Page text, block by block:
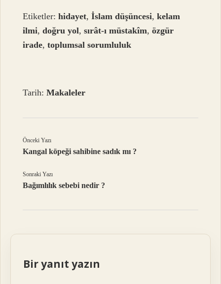
Etiketler:hidayet,İslam düşüncesi,kelam
ilmi,doğru yol,sırât-ı müstakîm,özgür
irade,toplumsal sorumluluk
Tarih:Makaleler
Önceki Yazı
Kangal köpeği sahibine sadık mı ?
Sonraki Yazı
Bağımlılık sebebi nedir ?
Bir yanıt yazın